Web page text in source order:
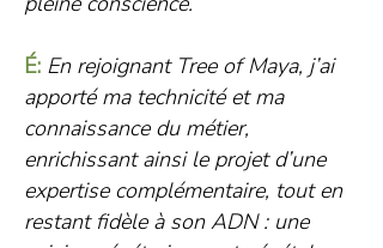
É: En rejoignant Tree of Maya, j’ai
apporté ma technicité et ma
connaissance du métier,
enrichissant ainsi le projet d’une
expertise complémentaire, tout en
restant fidèle à son ADN : une